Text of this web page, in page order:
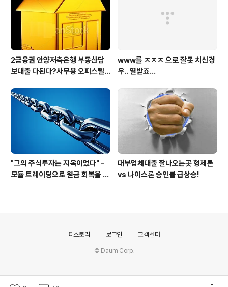
2금융권 안양저축은행 부동산담
보대출 다된다?사무용 오피스텔,
k
www를 ㅈㅈㅈ 으로 잘못 치신경
우.. 열받죠...
"그의 주식투자는 지옥이었다" -
모듈 트레이딩으로 원금 회복을 넘
대부업체대출 잘나오는곳 형제론
vs 나이스론 승인률 급상승!
티스토리 로그인 고객센터
© Daum Corp.